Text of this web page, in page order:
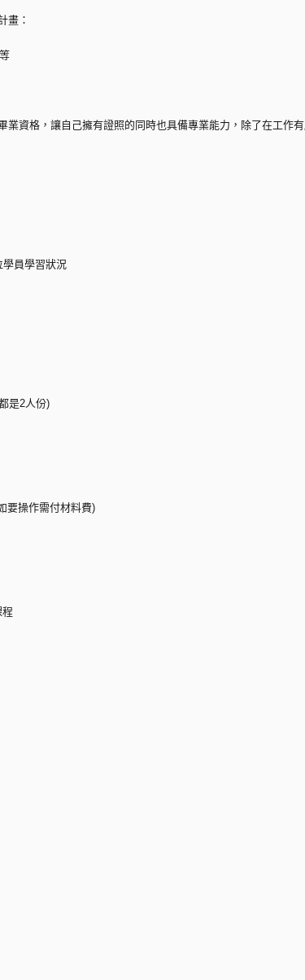
畫：
業資格，讓自己擁有證照的同時也具備專業能力，除了在工作
員學習狀況
是2人份)
要操作需付材料費)